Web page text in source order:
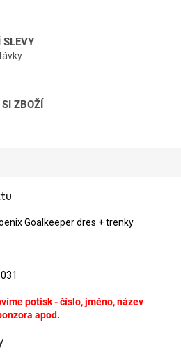
SLEVY
ZBOŽÍ
Goalkeeper dres + trenky
potisk - číslo, jméno, název
apod.